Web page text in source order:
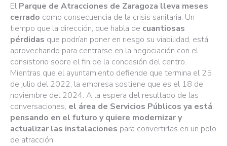
El Parque de Atracciones de Zaragoza lleva meses
cerrado como consecuencia de la crisis sanitaria. Un
tiempo que la dirección, que habla de cuantiosas
pérdidas que podrían poner en riesgo su viabilidad, está
aprovechando para centrarse en la negociación con el
consistorio sobre el fin de la concesión del centro.
Mientras que el ayuntamiento defiende que termina el 25
de julio del 2022, la empresa sostiene que es el 18 de
noviembre del 2024. A la espera del resultado de las
conversaciones, el área de Servicios Públicos ya está
pensando en el futuro y quiere modernizar y
actualizar las instalaciones para convertirlas en un polo
de atracción.